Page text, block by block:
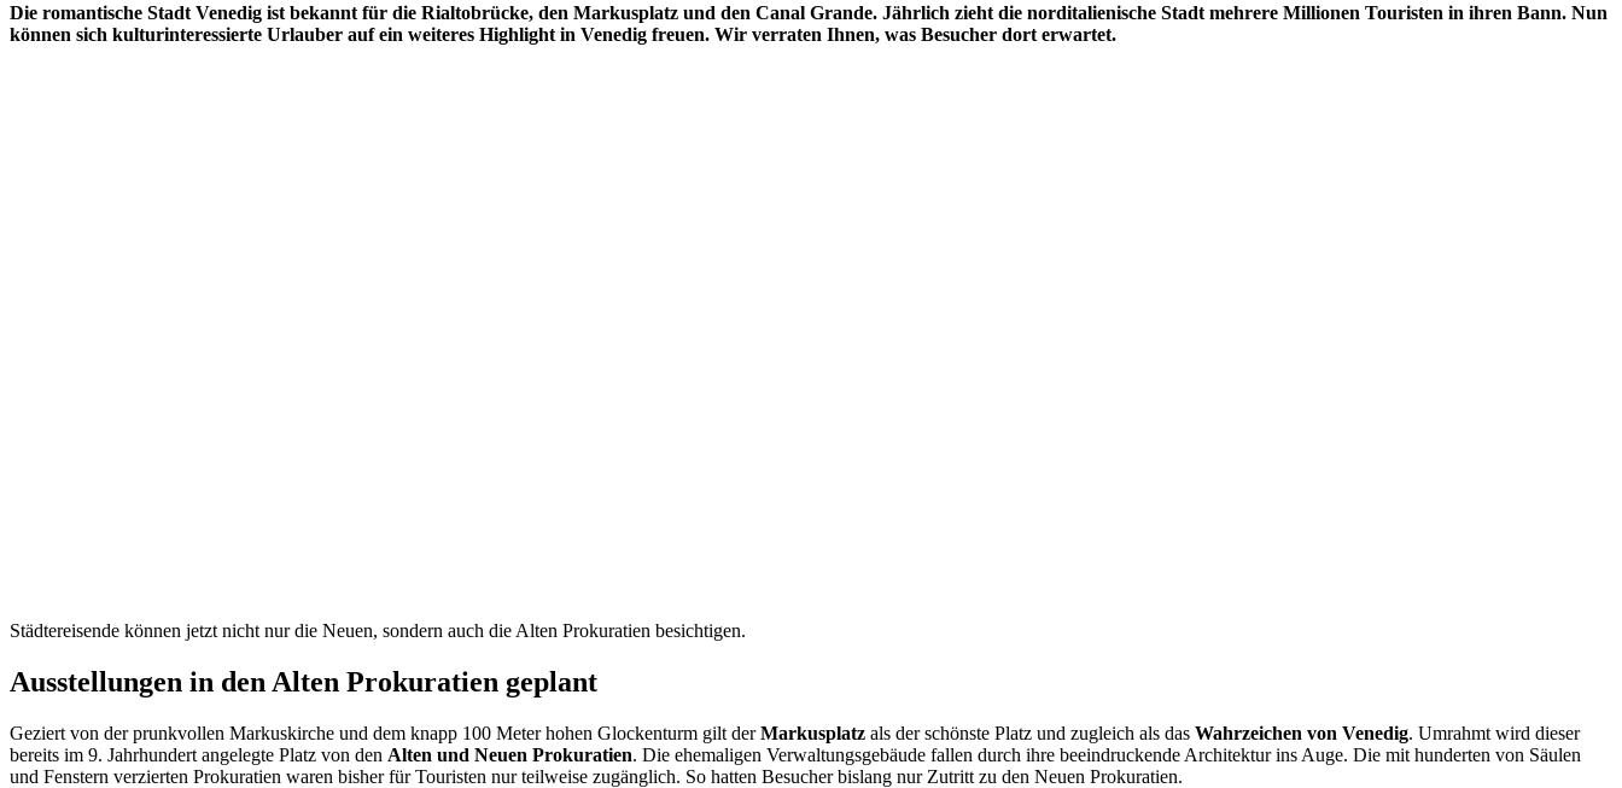
Die romantische Stadt Venedig ist bekannt für die Rialtobrücke, den Markusplatz und den Canal Grande. Jährlich zieht die norditalienische Stadt mehrere Millionen Touristen in ihren Bann. Nun
können sich kulturinteressierte Urlauber auf ein weiteres Highlight in Venedig freuen. Wir verraten Ihnen, was Besucher dort erwartet.
Städtereisende können jetzt nicht nur die Neuen, sondern auch die Alten Prokuratien besichtigen.
Ausstellungen in den Alten Prokuratien geplant
Geziert von der prunkvollen Markuskirche und dem knapp 100 Meter hohen Glockenturm gilt derMarkusplatz als der schönste Platz und zugleich als das Wahrzeichen von Venedig. Umrahmt wird dieser
bereits im 9. Jahrhundert angelegte Platz von den Alten und Neuen Prokuratien. Die ehemaligen Verwaltungsgebäude fallen durch ihre beeindruckende Architektur ins Auge. Die mit hunderten von Säulen
und Fenstern verzierten Prokuratien waren bisher für Touristen nur teilweise zugänglich. So hatten Besucher bislang nur Zutritt zu den Neuen Prokuratien.